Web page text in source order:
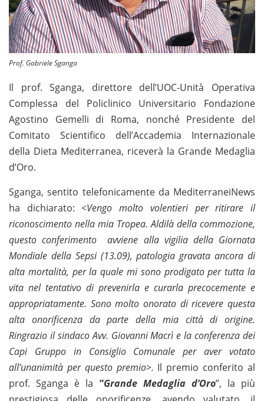
Prof. Gabriele Sganga
Il prof. Sganga, direttore dell’UOC-Unità Operativa
Complessa del Policlinico Universitario Fondazione
Agostino Gemelli di Roma, nonché Presidente del
Comitato Scientifico dell’Accademia Internazionale
della Dieta Mediterranea, riceverà la Grande Medaglia
d’Oro.
Sganga, sentito telefonicamente da MediterraneiNews
ha dichiarato: <Vengo molto volentieri per ritirare il
riconoscimento nella mia Tropea. Aldilà della commozione,
questo conferimento avviene alla vigilia della Giornata
Mondiale della Sepsi (13.09), patologia gravata ancora di
alta mortalità, per la quale mi sono prodigato per tutta la
vita nel tentativo di prevenirla e curarla precocemente e
appropriatamente. Sono molto onorato di ricevere questa
alta onorificenza da parte della mia città di origine.
Ringrazio il sindaco Avv. Giovanni Macrì e la conferenza dei
Capi Gruppo in Consiglio Comunale per aver votato
all’unanimità per questo premio>. Il premio conferito al
prof. Sganga è la ”Grande Medaglia d’Oro”, la più